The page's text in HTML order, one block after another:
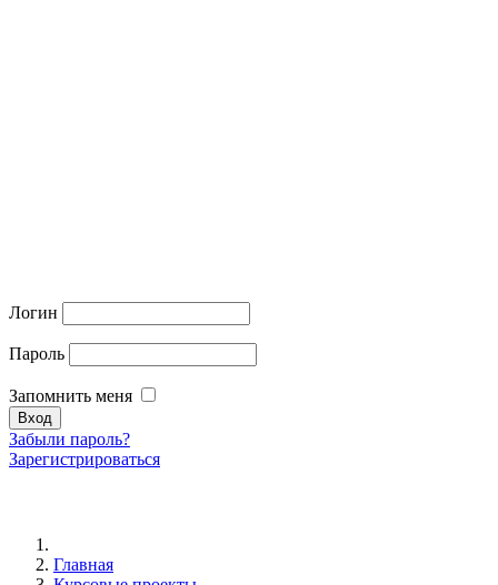
Логин
Пароль
Запомнить меня
Забыли пароль?
Зарегистрироваться
Главная